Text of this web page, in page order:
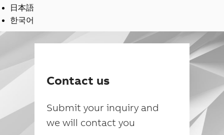
日本語
한국어
Contact us
Submit your inquiry and
we will contact you